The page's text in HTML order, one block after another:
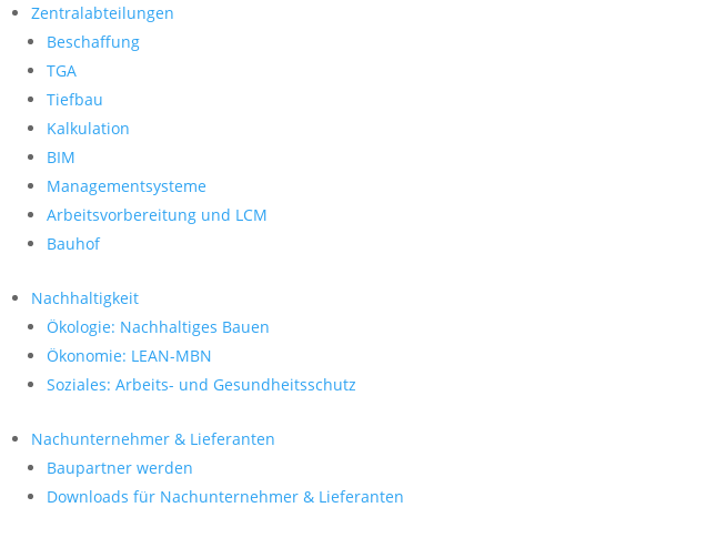
Zentralabteilungen
Beschaffung
TGA
Tiefbau
Kalkulation
BIM
Managementsysteme
Arbeitsvorbereitung und LCM
Bauhof
Nachhaltigkeit
Ökologie: Nachhaltiges Bauen
Ökonomie: LEAN-MBN
Soziales: Arbeits- und Gesundheitsschutz
Nachunternehmer & Lieferanten
Baupartner werden
Downloads für Nachunternehmer & Lieferanten